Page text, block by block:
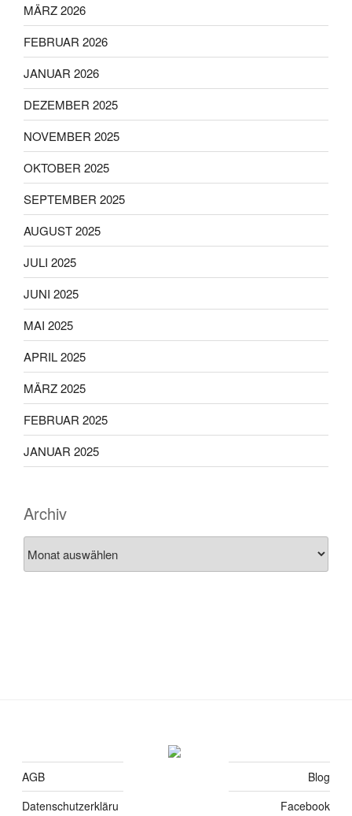
MÄRZ 2026
FEBRUAR 2026
JANUAR 2026
DEZEMBER 2025
NOVEMBER 2025
OKTOBER 2025
SEPTEMBER 2025
AUGUST 2025
JULI 2025
JUNI 2025
MAI 2025
APRIL 2025
MÄRZ 2025
FEBRUAR 2025
JANUAR 2025
Archiv
AGB
Datenschutzerkläru
Blog
Facebook